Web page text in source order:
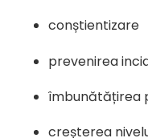
conștientizare
prevenirea
îmbunătățirea
creșterea